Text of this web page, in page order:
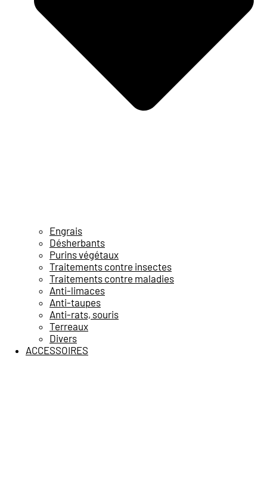
Engrais
Désherbants
Purins végétaux
Traitements contre insectes
Traitements contre maladies
Anti-limaces
Anti-taupes
Anti-rats, souris
Terreaux
Divers
ACCESSOIRES